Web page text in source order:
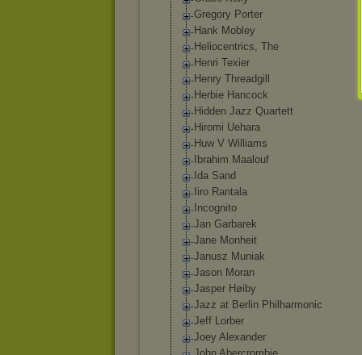
Gregory Porter
Hank Mobley
Heliocentrics, The
Henri Texier
Henry Threadgill
Herbie Hancock
Hidden Jazz Quartett
Hiromi Uehara
Huw V Williams
Ibrahim Maalouf
Ida Sand
Iiro Rantala
Incognito
Jan Garbarek
Jane Monheit
Janusz Muniak
Jason Moran
Jasper Høiby
Jazz at Berlin Philharmonic
Jeff Lorber
Joey Alexander